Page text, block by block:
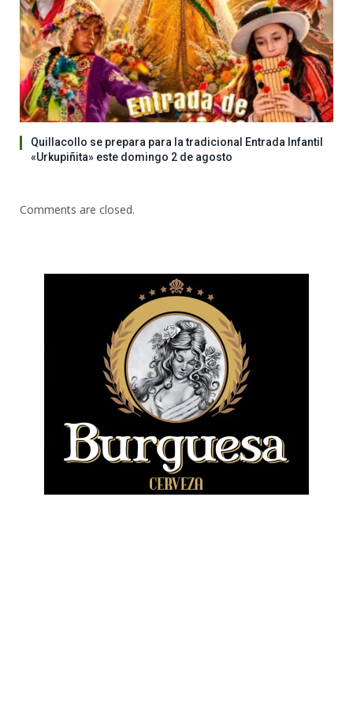
Quillacollo se prepara para la tradicional Entrada Infantil
«Urkupiñita» este domingo 2 de agosto
Comments are closed.